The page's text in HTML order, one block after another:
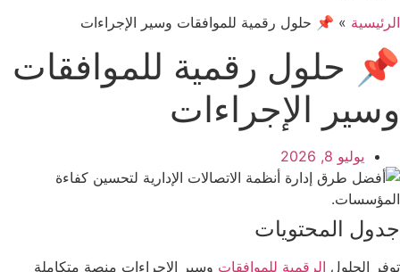
الرئيسية » 📌 حلول رقمية للموافقات وسير الإجراءات
📌 حلول رقمية للموافقات
وسير الإجراءات
يوليو 8, 2026
جدول المحتويات
توفر الحلول الرقمية للموافقات وسير الإجراءات منصة متكاملة